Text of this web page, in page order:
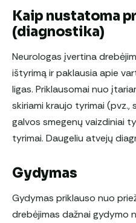
Kaip nustatoma
(diagnostika)
Neurologas įvertina
ištyrimą ir paklausia apie
ligas. Priklausomai nuo
skiriami kraujo tyrimai (pvz.,
galvos smegenų vaizdiniai
tyrimai. Daugeliu atvejų
Gydymas
Gydymas priklauso nuo
drebėjimas dažnai gydymo